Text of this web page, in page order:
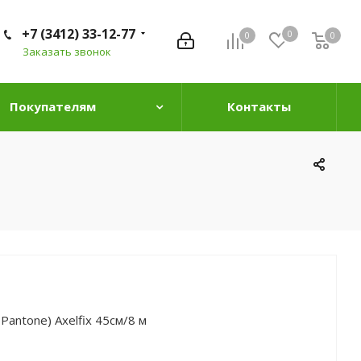
0 0 0
0
+7 (3412) 33-12-77
Заказать звонок
Покупателям Контакты
Axelfix 45см/8 м